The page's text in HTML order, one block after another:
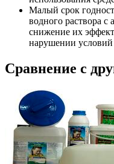
Малый срок
водного раствора
снижение их
нарушении условий
Сравнение с